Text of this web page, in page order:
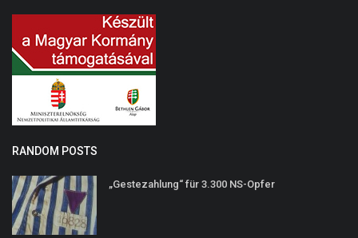
RANDOM POSTS
„Gestezahlung“ für 3.300 NS-Opfer